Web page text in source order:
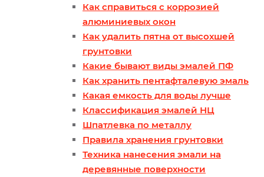
Как справиться с коррозией
алюминиевых окон
Как удалить пятна от высохшей
грунтовки
Какие бывают виды эмалей ПФ
Как хранить пентафталевую эмаль
Какая емкость для воды лучше
Классификация эмалей НЦ
Шпатлевка по металлу
Правила хранения грунтовки
Техника нанесения эмали на
деревянные поверхности